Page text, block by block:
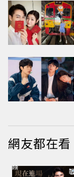
網友都在看
PR